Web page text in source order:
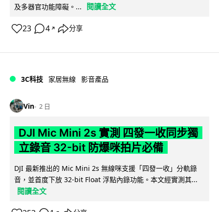
及多器官功能障礙。...
閱讀全文
23 4 ↗ 分享
3C科技 家居無線 影音產品
Vin 2 日
DJI Mic Mini 2s 實測 四發一收同步獨
立錄音 32-bit 防爆咪拍片必備
DJI 最新推出的 Mic Mini 2s 無線咪支援「四發一收」分軌錄
音，並首度下放 32-bit Float 浮點內錄功能。本文經實測其...
閱讀全文